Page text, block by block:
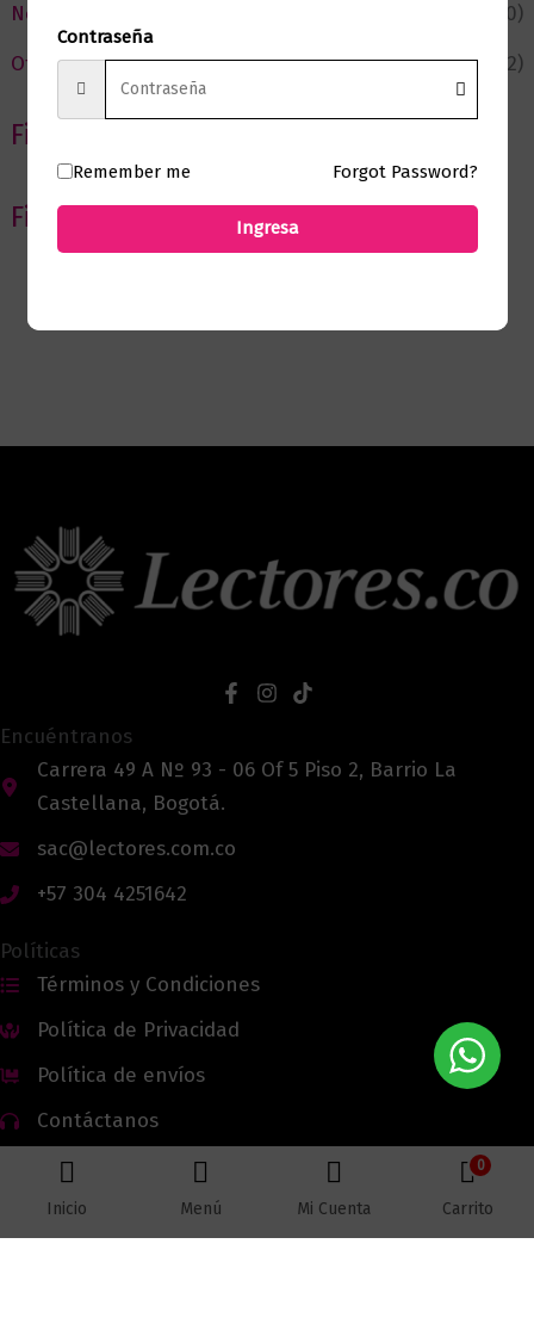
Novedades
(110)
Ofertas
(12)
Filtrar por Autor
Filtrar por editorial
Encuéntranos
Carrera 49 A Nº 93 - 06 Of 5 Piso 2, Barrio La
Castellana, Bogotá.
sac@lectores.com.co
+57 304 4251642
Políticas
Términos y Condiciones
Política de Privacidad
Política de envíos
Contáctanos
Todos los derechos reservados © 2026 Lectores.co |
Inicio Menú Mi Cuenta
0
Carrito
Contraseña
Remember me Forgot Password?
Ingresa